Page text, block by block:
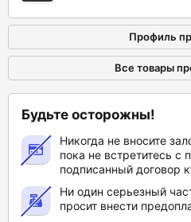
Профиль
Все товары
Будьте осторожны!
Никогда не вносите
пока не встретитесь с
подписанный договор
Ни один серьезный
просит внести